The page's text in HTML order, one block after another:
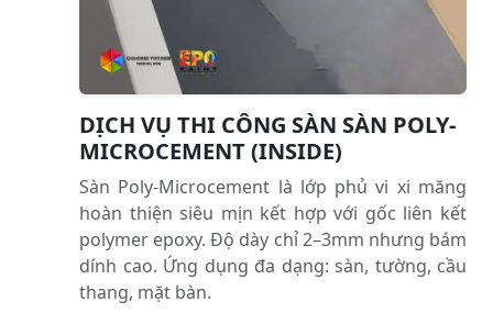
DỊCH VỤ THI CÔNG SÀN SÀN POLY-
MICROCEMENT (INSIDE)
Sàn Poly-Microcement là lớp phủ vi xi măng
hoàn thiện siêu mịn kết hợp với gốc liên kết
polymer epoxy. Độ dày chỉ 2–3mm nhưng bám
dính cao. Ứng dụng đa dạng: sàn, tường, cầu
thang, mặt bàn.